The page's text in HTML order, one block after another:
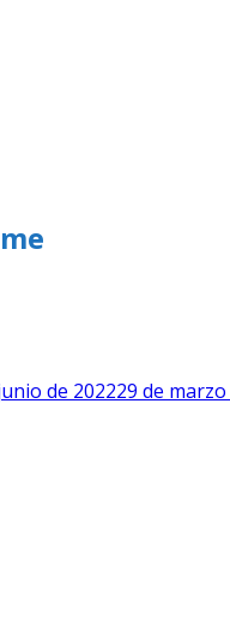
de 202229 de